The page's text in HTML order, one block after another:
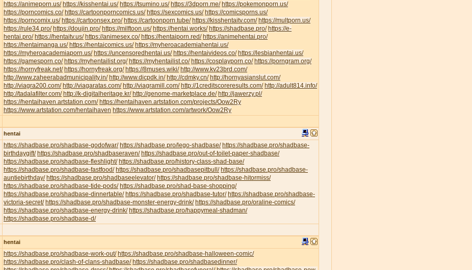
https://animeporn.us/ https://kisshentai.us/ https://tsumino.us/ https://3dporn.me/ https://pokemonporn.us/
https://porncomics.co/ https://cartoonporncomics.us/ https://sexcomics.us/ https://comicsporns.us/
https://porncomix.us/ https://cartoonsex.pro/ https://cartoonporn.tube/ https://kisshentaitv.com/ https://multporn.us/
https://rule34.pro/ https://doujin.pro/ https://milftoon.us/ https://hentai.works/ https://shadbase.pro/ https://e-
hentai.pro/ https://hentaitv.us/ https://animesex.co/ https://hentaiporn.red/ https://animehentai.pro/
https://hentaimanga.us/ https://hentaicomics.us/ https://myheroacademiahentai.us/
https://myheroacademiaporn.us/ https://uncensoredhentai.us/ https://hentaivideos.co/ https://lesbianhentai.us/
https://gamesporn.co/ https://myhentailist.org/ https://myhentailist.co/ https://cosplayporn.co/ https://porngram.org/
https://hornyfreak.net/ https://hornyfreak.org/ https://8muses.wiki/ http://www.kv23brd.com/
http://www.zaheerabadmunicipality.in/ http://www.dicpdk.in/ http://cdmky.cn/ http://hornyasianslut.com/
http://viagra200.com/ http://viagaratas.com/ http://viagramill.com/ http://1creditscoreresults.com/ http://adult814.info/
http://tadalafilter.com/ http://k-digitalheritage.kr/ http://genome-marketplace.de/ http://jawerzy.pl/
https://hentaihaven.artstation.com/ https://hentaihaven.artstation.com/projects/Oow2Ry
https://www.artstation.com/hentaihaven https://www.artstation.com/artwork/Oow2Ry
hentai
https://shadbase.pro/shadbase-godofwar/ https://shadbase.pro/lego-shadbase/ https://shadbase.pro/shadbase-
birthdaygift/ https://shadbase.pro/shadbaseraven/ https://shadbase.pro/out-of-toilet-paper-shadbase/
https://shadbase.pro/shadbase-fleshlight/ https://shadbase.pro/history-class-shad-base/
https://shadbase.pro/shadbase-fastfood/ https://shadbase.pro/shadbasepitbull/ https://shadbase.pro/shadbase-
auntiebirthday/ https://shadbase.pro/shadbaseelevator/ https://shadbase.pro/shadbase-hitormiss/
https://shadbase.pro/shadbase-tide-pods/ https://shadbase.pro/shad-base-shopping/
https://shadbase.pro/shadbase-dinnertable/ https://shadbase.pro/shadbase-tutor/ https://shadbase.pro/shadbase-
victoria-secret/ https://shadbase.pro/shadbase-monster-energy-drink/ https://shadbase.pro/oraline-comics/
https://shadbase.pro/shadbase-energy-drink/ https://shadbase.pro/happymeal-shadman/
https://shadbase.pro/shadbase-d/
hentai
https://shadbase.pro/shadbase-work-out/ https://shadbase.pro/shadbase-halloween-comic/
https://shadbase.pro/clash-of-clans-shadbase/ https://shadbase.pro/shadbasedinner/